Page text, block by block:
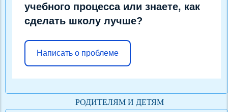
учебного процесса или знаете, как
сделать школу лучше?
Написать о проблеме
РОДИТЕЛЯМ И ДЕТЯМ